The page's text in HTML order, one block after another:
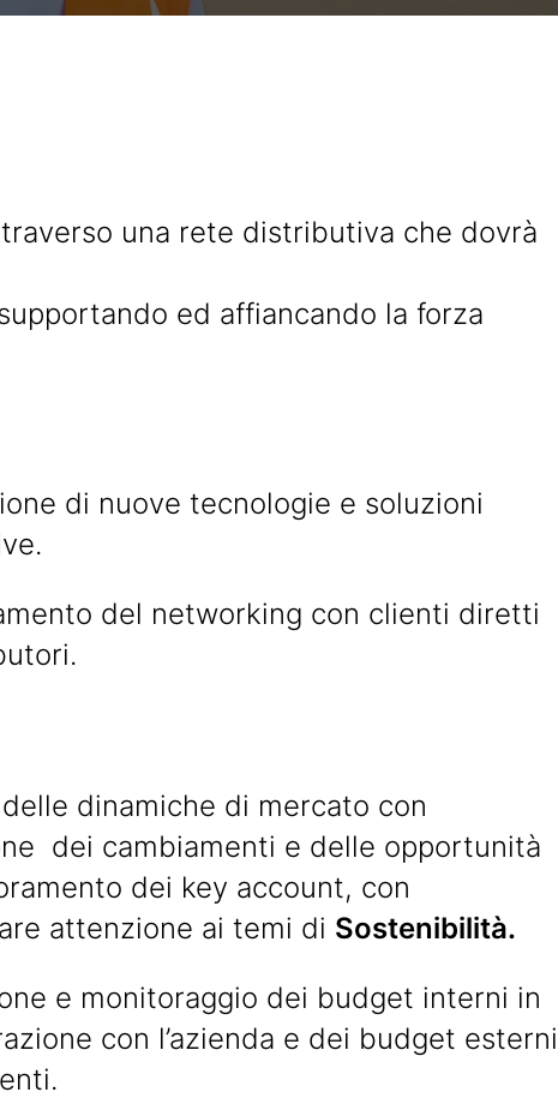
una rete distributiva che dovrà
ed affiancando la forza
di nuove tecnologie e soluzioni
del networking con clienti diretti
dinamiche di mercato con
dei cambiamenti e delle opportunità
dei key account, con
attenzione ai temi di Sostenibilità.
e monitoraggio dei budget interni in
con l’azienda e dei budget esterni